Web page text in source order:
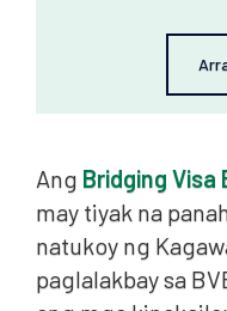
Ang Bridging Visa
may tiyak na
natukoy ng
paglalakbay sa